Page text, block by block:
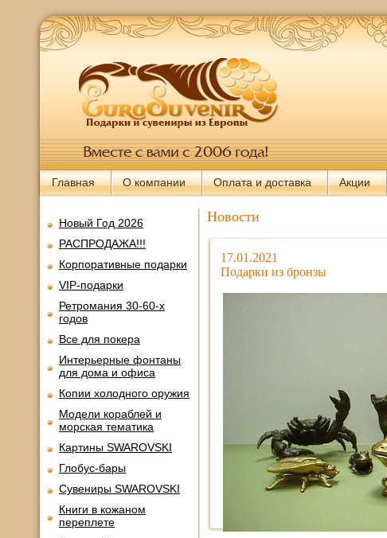
Главная О компании Оплата и доставка Акции
Новый Год 2026
РАСПРОДАЖА!!!
Корпоративные подарки
VIP-подарки
Ретромания 30-60-х
годов
Все для покера
Интерьерные фонтаны
для дома и офиса
Копии холодного оружия
Модели кораблей и
морская тематика
Картины SWAROVSKI
Глобус-бары
Сувениры SWAROVSKI
Книги в кожаном
переплете
Новости
17.01.2021
Подарки из бронзы